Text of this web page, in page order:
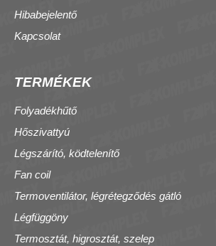
Hibabejelentő
Kapcsolat
TERMÉKEK
Folyadékhűtő
Hőszivattyú
Légszárító, ködtelenítő
Fan coil
Termoventilátor, légrétegződés gátló
Légfüggöny
Termosztát, higrosztát, szelep